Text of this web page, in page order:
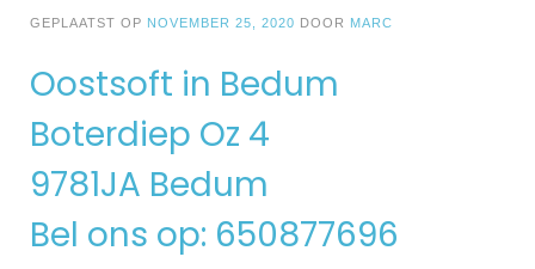
GEPLAATST OP NOVEMBER 25, 2020 DOOR MARC
Oostsoft in Bedum
Boterdiep Oz 4
9781JA Bedum
Bel ons op: 650877696